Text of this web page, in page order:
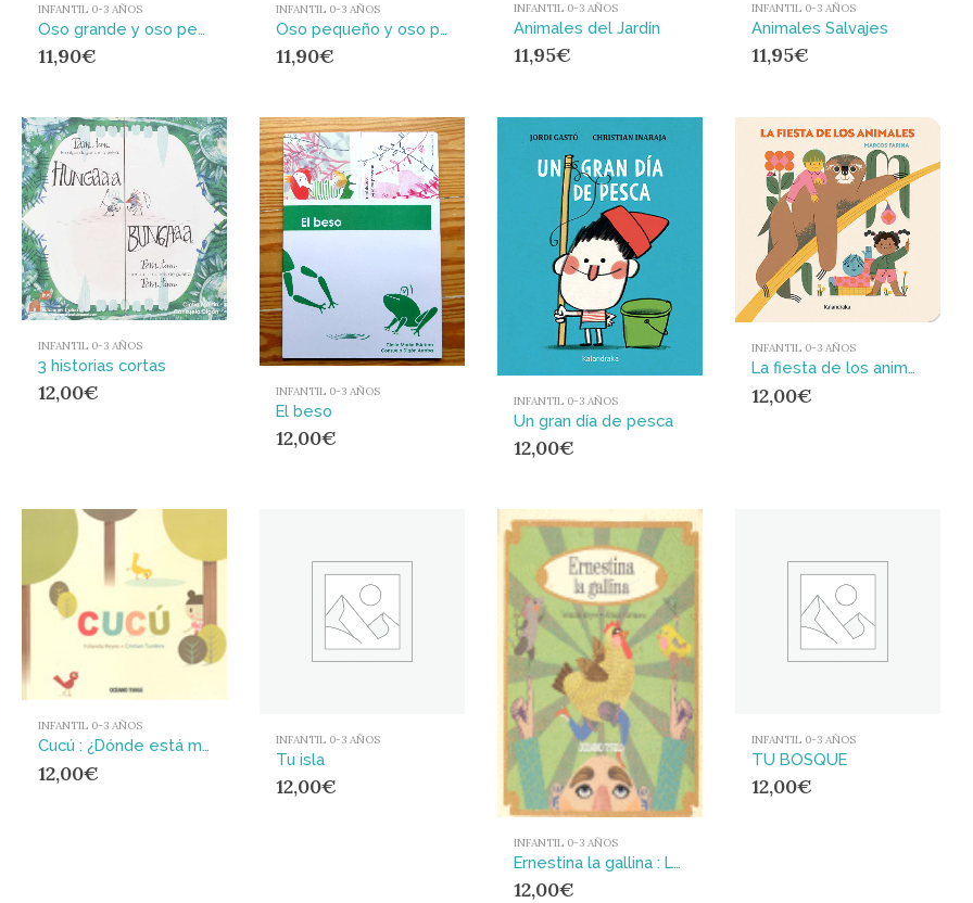
INFANTIL 0-3 AÑOS
Oso grande y oso pequeño
11,90€
INFANTIL 0-3 AÑOS
Oso pequeño y oso pequeño
11,90€
INFANTIL 0-3 AÑOS
Animales del Jardín
11,95€
INFANTIL 0-3 AÑOS
Animales Salvajes
11,95€
INFANTIL 0-3 AÑOS
3 historias cortas
12,00€ INFANTIL 0-3 AÑOS
El beso
12,00€
INFANTIL 0-3 AÑOS
Un gran día de pesca
12,00€
INFANTIL 0-3 AÑOS
La fiesta de los animales
12,00€
INFANTIL 0-3 AÑOS
Cucú : ¿Dónde está mi niña?
12,00€
INFANTIL 0-3 AÑOS
Tu isla
12,00€
INFANTIL 0-3 AÑOS
Ernestina la gallina : Los acontecimientos tras la puesta de la gallina Ernestina
12,00€
INFANTIL 0-3 AÑOS
TU BOSQUE
12,00€